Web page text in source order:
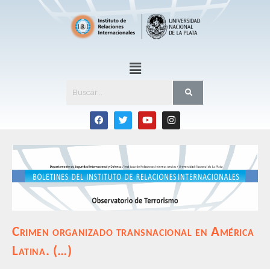
Crimen organizado transnacional en América
Latina. (…)